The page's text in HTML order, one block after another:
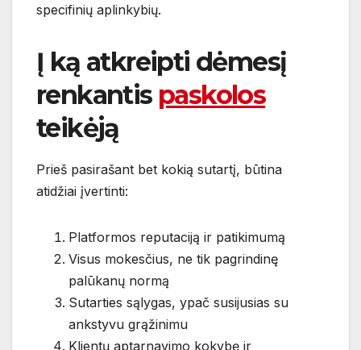
specifinių aplinkybių.
Į ką atkreipti dėmesį
renkantis paskolos
teikėją
Prieš pasirašant bet kokią sutartį, būtina
atidžiai įvertinti:
Platformos reputaciją ir patikimumą
Visus mokesčius, ne tik pagrindinę
palūkanų normą
Sutarties sąlygas, ypač susijusias su
ankstyvu grąžinimu
Klientų aptarnavimo kokybę ir